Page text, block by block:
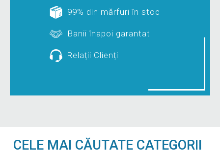
99% din mărfuri în stoc
Banii înapoi garantat
Relații Clienți
CELE MAI CĂUTATE CATEGORII